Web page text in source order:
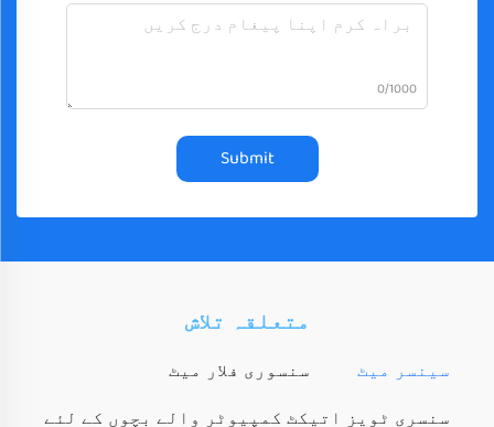
0/1000
Submit
متعلقہ تلاش
سینسر میٹ سنسوری فلار میٹ
سنسری ٹویز اتیکٹ کمپیوٹر والے بچوں کے لئے